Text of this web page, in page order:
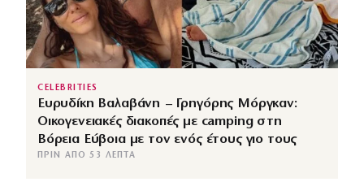
CELEBRITIES
Ευρυδίκη Βαλαβάνη – Γρηγόρης Μόργκαν:
Οικογενειακές διακοπές με camping στη
Βόρεια Εύβοια με τον ενός έτους γιο τους
ΠΡΙΝ ΑΠΌ 53 ΛΕΠΤΆ